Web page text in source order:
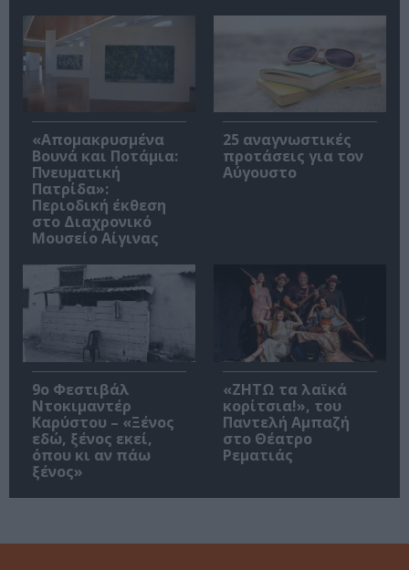
«Απομακρυσμένα
Βουνά και Ποτάμια:
Πνευματική
Πατρίδα»:
Περιοδική έκθεση
στο Διαχρονικό
Μουσείο Αίγινας
25 αναγνωστικές
προτάσεις για τον
Αύγουστο
9ο Φεστιβάλ
Ντοκιμαντέρ
Καρύστου – «Ξένος
εδώ, ξένος εκεί,
όπου κι αν πάω
ξένος»
«ΖΗΤΩ τα λαϊκά
κορίτσια!», του
Παντελή Αμπαζή
στο Θέατρο
Ρεματιάς